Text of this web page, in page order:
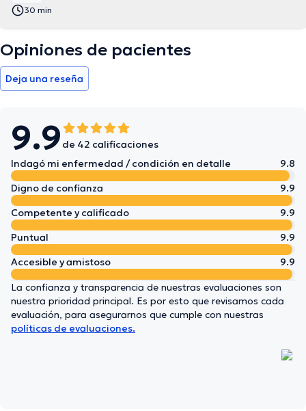
30 min
Opiniones de pacientes
Deja una reseña
9.9 de 42 calificaciones
Indagó mi enfermedad / condición en detalle
9.8
Digno de confianza
9.9
Competente y calificado
9.9
Puntual
9.9
Accesible y amistoso
9.9
La confianza y transparencia de nuestras evaluaciones son
nuestra prioridad principal. Es por esto que revisamos cada
evaluación, para asegurarnos que cumple con nuestras
políticas de evaluaciones.